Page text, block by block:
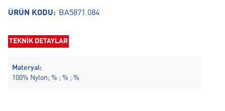
ÜRÜN KODU: BA5871.084
TEKNİK DETAYLAR
Materyal:
100% Nylon; % ; % ; %